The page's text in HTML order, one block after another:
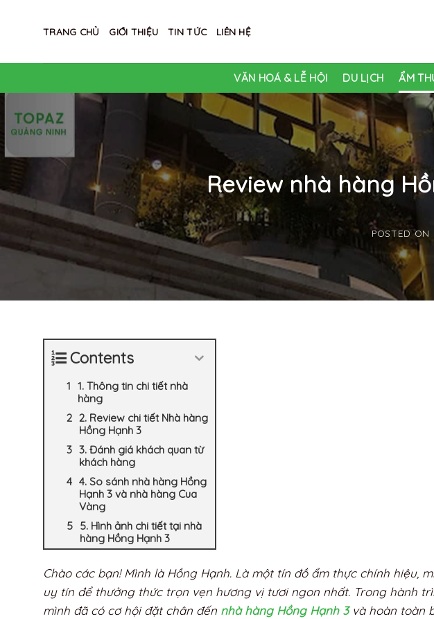
TRANG CHỦ GIỚI THIỆU TIN TỨC LIÊN HỆ
VĂN HOÁ & LỄ HỘI DU LỊCH ẨM
Review nhà hàng
POSTED ON
Contents
1. Thông tin chi tiết nhà
hàng
2. Review chi tiết Nhà hàng
Hồng Hạnh 3
3. Đánh giá khách quan từ
khách hàng
4. So sánh nhà hàng Hồng
Hạnh 3 và nhà hàng Cua
Vàng
5. Hình ảnh chi tiết tại nhà
hàng Hồng Hạnh 3
Chào các bạn! Mình là Hồng Hạnh. Là một tín đồ ẩm thực chính hiệu,
uy tín để thưởng thức trọn vẹn hương vị tươi ngon nhất. Trong hành
mình đã có cơ hội đặt chân đến nhà hàng Hồng Hạnh 3và hoàn toàn